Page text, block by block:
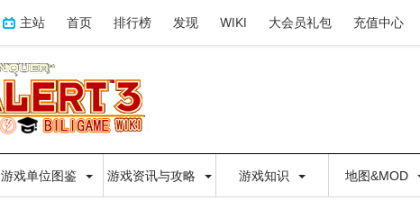
主站 首页 排行榜 发现 WIKI 大会员礼包 充值中心
游戏单位图鉴 游戏资讯与攻略 游戏知识 地图&MOD